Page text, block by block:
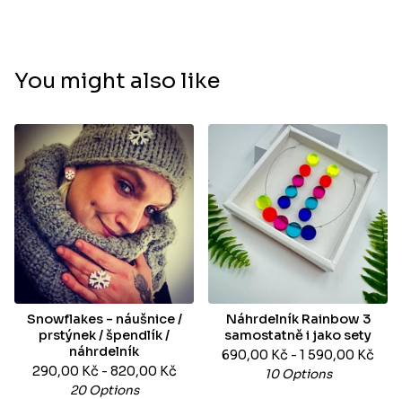
You might also like
Snowflakes - náušnice /
prstýnek / špendlík /
náhrdelník
290,00 Kč - 820,00 Kč
20 Options
Náhrdelník Rainbow 3
samostatně i jako sety
690,00 Kč - 1 590,00 Kč
10 Options